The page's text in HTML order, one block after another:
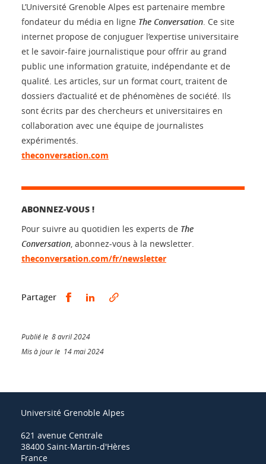
L’Université Grenoble Alpes est partenaire membre
fondateur du média en ligne The Conversation . Ce site
internet propose de conjuguer l’expertise universitaire
et le savoir-faire journalistique pour offrir au grand
public une information gratuite, indépendante et de
qualité. Les articles, sur un format court, traitent de
dossiers d’actualité et de phénomènes de société. Ils
sont écrits par des chercheurs et universitaires en
collaboration avec une équipe de journalistes
expérimentés.
theconversation.com
ABONNEZ-VOUS !
Pour suivre au quotidien les experts de The
Conversation , abonnez-vous à la newsletter.
theconversation.com/fr/newsletter
Partager Partager sur Facebook
Partager sur LinkedIn
Publié le 8 avril 2024
Mis à jour le 14 mai 2024
Université Grenoble Alpes
621 avenue Centrale
38400 Saint-Martin-d'Hères
France